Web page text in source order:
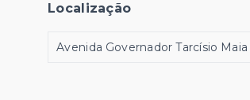
Localização
Avenida Governador Tarcísio